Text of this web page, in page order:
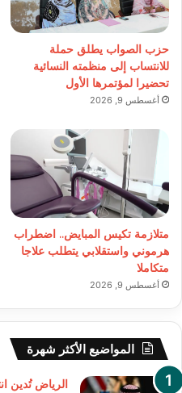
حزب الصواب يطلق حملة
للانتساب إلى منظمته النسائية
تحضيرا لمؤتمرها الأول
أغسطس 9, 2026
متلازمة تكيس المبايض.. اضطراب
هرموني واستقلابي يتطلب علاجا
متكاملا
أغسطس 9, 2026
المواضيع الأكثر شهرة
الرياض تُدين